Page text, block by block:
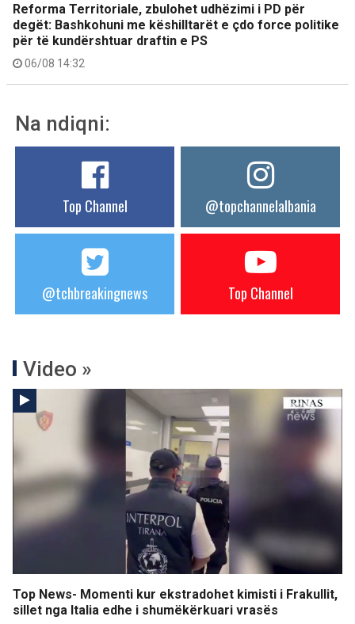
Reforma Territoriale, zbulohet udhëzimi i PD për
degët: Bashkohuni me këshilltarët e çdo force politike
për të kundërshtuar draftin e PS
06/08 14:32
Na ndiqni:
Top Channel @topchannelalbania
@tchbreakingnews Top Channel
Video »
Top News- Momenti kur ekstradohet kimisti i Frakullit,
sillet nga Italia edhe i shumëkërkuari vrasës